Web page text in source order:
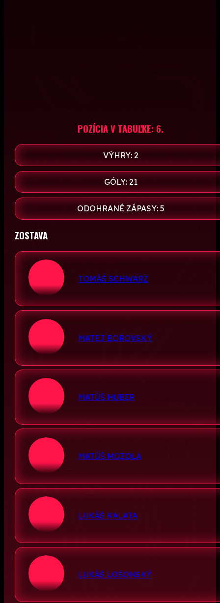
POZÍCIA V TABUĽKE: 6.
VÝHRY: 2
GÓLY: 21
ODOHRANÉ ZÁPASY: 5
ZOSTAVA
TOMÁŠ SCHWARZ
MATEJ BOROVSKÝ
MATÚŠ HUBER
MATÚŠ MOZOLA
LUKÁŠ KALATA
LUKÁŠ LOŠONSKÝ